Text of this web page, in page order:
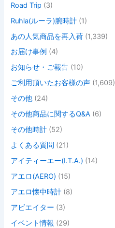
Road Trip (3)
Ruhla(ルーラ)腕時計 (1)
あの人気商品を再入荷 (1,339)
お届け事例 (4)
お知らせ・ご報告 (10)
ご利用頂いたお客様の声 (1,609)
その他 (24)
その他商品に関するQ&A (6)
その他時計 (52)
よくある質問 (21)
アイティーエー(I.T.A.) (14)
アエロ(AERO) (15)
アエロ懐中時計 (8)
アビエイター (3)
イベント情報 (29)